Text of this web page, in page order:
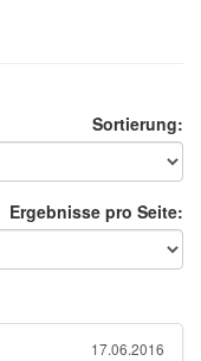
Sortierung:
Ergebnisse pro Seite:
17.06.2016